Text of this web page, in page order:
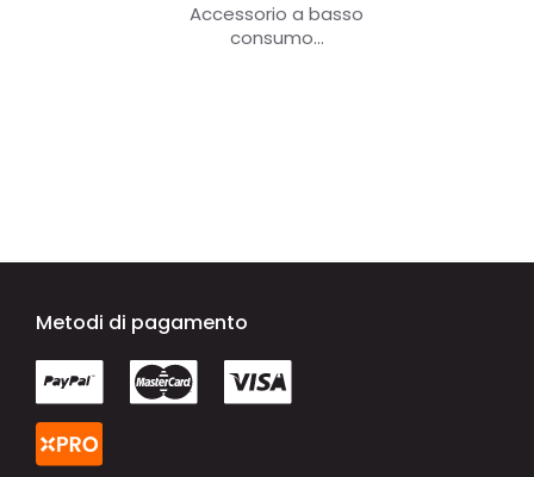
Accessorio a basso
consumo...
Metodi di pagamento